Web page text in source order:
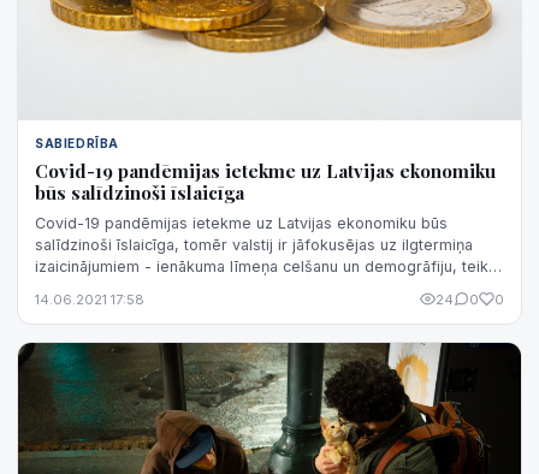
SABIEDRĪBA
Covid-19 pandēmijas ietekme uz Latvijas ekonomiku
būs salīdzinoši īslaicīga
Covid-19 pandēmijas ietekme uz Latvijas ekonomiku būs
salīdzinoši īslaicīga, tomēr valstij ir jāfokusējas uz ilgtermiņa
izaicinājumiem - ienākuma līmeņa celšanu un demogrāfiju, teikts
14.06.2021 17:58 24 0 0